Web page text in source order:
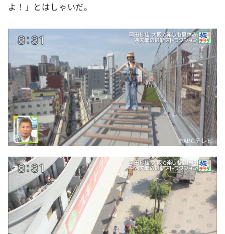
よ！」とはしゃいだ。
©️ABCテレビ